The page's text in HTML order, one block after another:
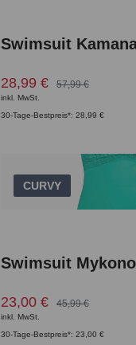
Swimsuit
28,99 € 57,99 €
inkl. MwSt.
30-Tage-Bestpreis*: 28,99 €
CURVY
Swimsuit
23,00 € 45,99 €
inkl. MwSt.
30-Tage-Bestpreis*: 23,00 €